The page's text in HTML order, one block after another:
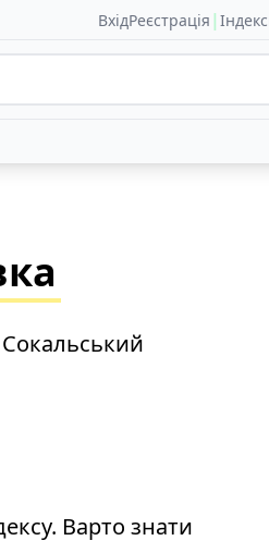
ВхідРеєстрація |
Сокальський
Варто знати